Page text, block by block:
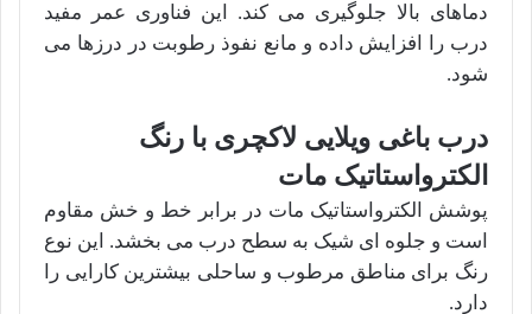
دماهای بالا جلوگیری می کند. این فناوری عمر مفید
درب را افزایش داده و مانع نفوذ رطوبت در درزها می
شود.
درب باغی ویلایی لاکچری با رنگ
الکترواستاتیک مات
پوشش الکترواستاتیک مات در برابر خط و خش مقاوم
است و جلوه ای شیک به سطح درب می بخشد. این نوع
رنگ برای مناطق مرطوب و ساحلی بیشترین کارایی را
دارد.